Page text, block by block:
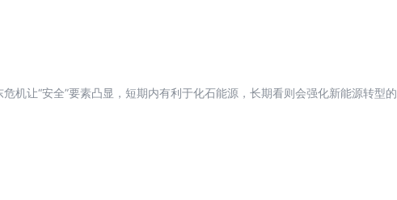
机让“安全”要素凸显，短期内有利于化石能源，长期看则会强化新能源转型的